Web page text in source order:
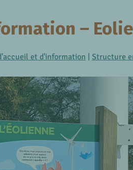
–
et d'information | Structure